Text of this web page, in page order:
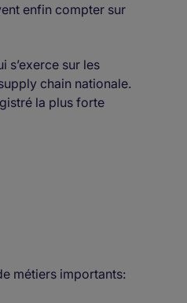
enfin compter sur
s’exerce sur les
chain nationale.
la plus forte
métiers importants: